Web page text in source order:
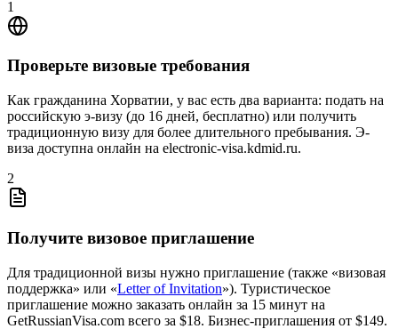
1
Проверьте визовые требования
Как гражданина Хорватии, у вас есть два варианта: подать на
российскую э-визу (до 16 дней, бесплатно) или получить
традиционную визу для более длительного пребывания. Э-
виза доступна онлайн на electronic-visa.kdmid.ru.
2
Получите визовое приглашение
Для традиционной визы нужно приглашение (также «визовая
поддержка» или «Letter of Invitation»). Туристическое
приглашение можно заказать онлайн за 15 минут на
GetRussianVisa.com всего за $18. Бизнес-приглашения от $149.